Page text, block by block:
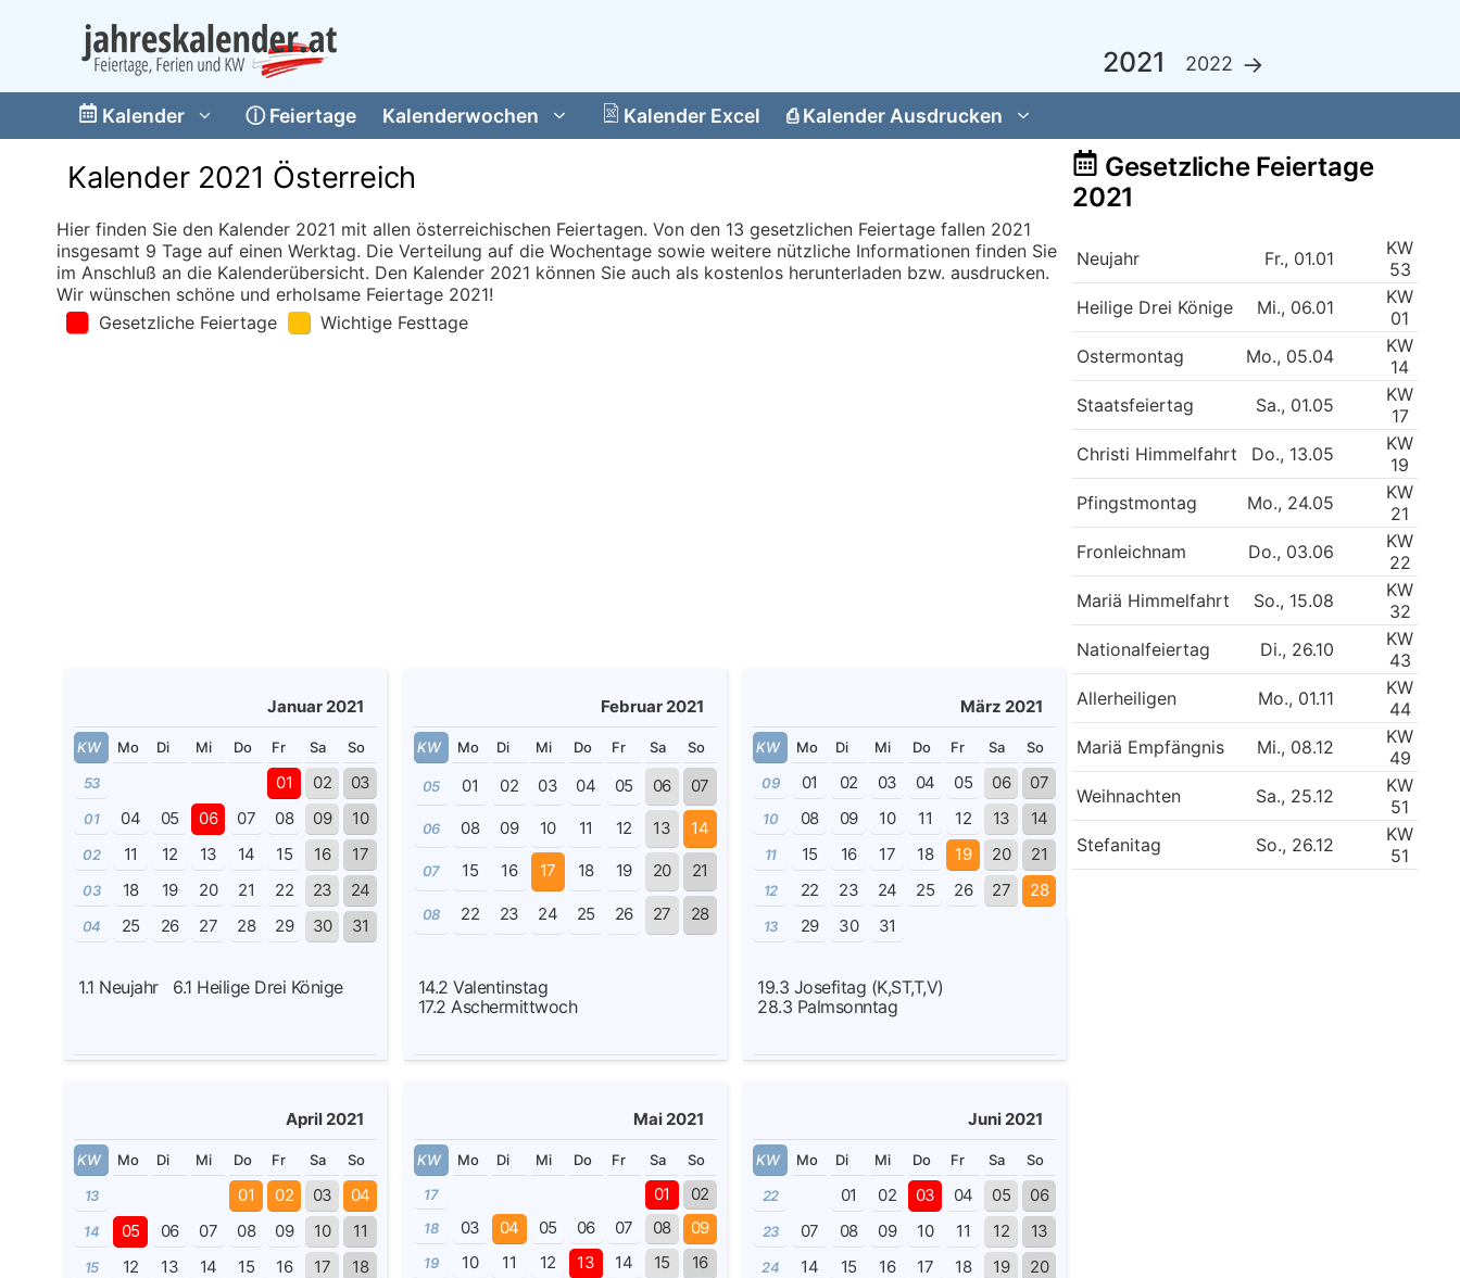
2021 2022 →
Kalender ⓘFeiertage Kalenderwochen Kalender Excel ⎙Kalender Ausdrucken
Kalender 2021 Österreich
Hier finden Sie den Kalender 2021 mit allen österreichischen Feiertagen. Von den 13 gesetzlichen Feiertage fallen 2021
insgesamt 9 Tage auf einen Werktag. Die Verteilung auf die Wochentage sowie weitere nützliche Informationen finden Sie
im Anschluß an die Kalenderübersicht. Den Kalender 2021 können Sie auch als kostenlos herunterladen bzw. ausdrucken.
Wir wünschen schöne und erholsame Feiertage 2021!
Gesetzliche Feiertage
Wichtige Festtage
Januar 2021
KW Mo Di Mi Do Fr Sa So
53 01 02 03
01 04 05 06 07 08 09 10
02 11 12 13 14 15 16 17
03 18 19 20 21 22 23 24
04 25 26 27 28 29 30 31
1.1 Neujahr 6.1 Heilige Drei Könige
Februar 2021
KW Mo Di Mi Do Fr Sa So
05 01 02 03 04 05 06 07
06 08 09 10 11 12 13 14
07 15 16 17 18 19 20 21
08 22 23 24 25 26 27 28
14.2 Valentinstag
17.2 Aschermittwoch
März 2021
KW Mo Di Mi Do Fr Sa So
09 01 02 03 04 05 06 07
10 08 09 10 11 12 13 14
11 15 16 17 18 19 20 21
12 22 23 24 25 26 27 28
13 29 30 31
19.3 Josefitag (K,ST,T,V)
28.3 Palmsonntag
April 2021
KW Mo Di Mi Do Fr Sa So
13 01 02 03 04
14 05 06 07 08 09 10 11
15 12 13 14 15 16 17 18
Mai 2021
KW Mo Di Mi Do Fr Sa
So
17
01 02
18 03 04 05 06 07 08 09
19 10 11 12 13 14 15 16
Juni 2021
KW Mo Di Mi Do Fr Sa So
22 01 02 03 04 05 06
23 07 08 09 10 11 12 13
24 14 15 16 17 18 19 20
Gesetzliche Feiertage
2021
Neujahr Fr., 01.01
KW
53
Heilige Drei Könige
Mi., 06.01
KW
01
Ostermontag
Mo., 05.04
KW
14
Staatsfeiertag
Sa., 01.05
KW
17
Christi Himmelfahrt
Do., 13.05
KW
19
Pfingstmontag
Mo., 24.05
KW
21
Fronleichnam
Do., 03.06
KW
22
Mariä Himmelfahrt
So., 15.08
KW
32
Nationalfeiertag
Di., 26.10
KW
43
Allerheiligen
Mo., 01.11
KW
44
Mariä Empfängnis
Mi., 08.12
KW
49
Weihnachten
Sa., 25.12
KW
51
Stefanitag
So., 26.12
KW
51